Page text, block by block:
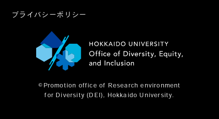
プライバシーポリシー
©Promotion office of Research environment
for Diversity (DEI), Hokkaido University.